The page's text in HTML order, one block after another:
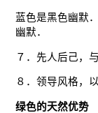
蓝色是黑色幽默
幽默．
７．先人后己，
８．领导风格，
绿色的天然优势